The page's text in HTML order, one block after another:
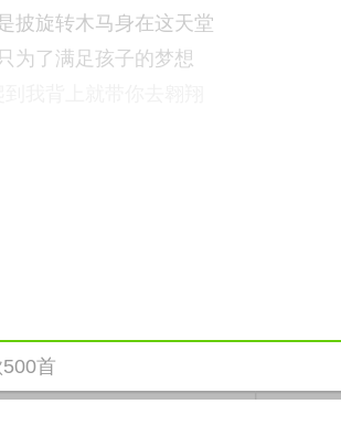
披旋转木马身在这天堂
为了满足孩子的梦想
首